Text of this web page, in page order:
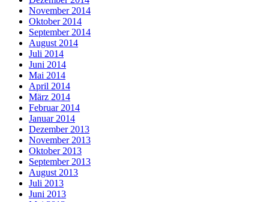
November 2014
Oktober 2014
September 2014
August 2014
Juli 2014
Juni 2014
Mai 2014
April 2014
März 2014
Februar 2014
Januar 2014
Dezember 2013
November 2013
Oktober 2013
September 2013
August 2013
Juli 2013
Juni 2013